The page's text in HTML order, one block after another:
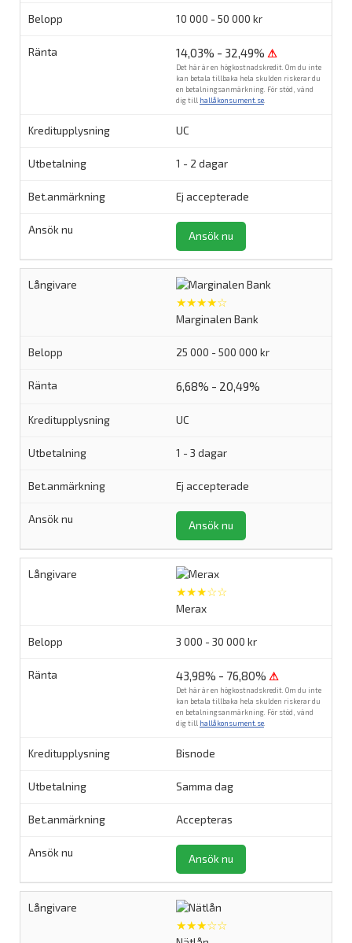
10 000 - 50 000 kr
14,03% - 32,49% ⚠
Det här är en högkostnadskredit. Om du inte
kan betala tillbaka hela skulden riskerar du
en betalningsanmärkning. För stöd, vänd
dig till hallåkonsument.se
UC
1 - 2 dagar
Ej accepterade
Ansök nu
★★★★☆
Marginalen Bank
25 000 - 500 000 kr
6,68% - 20,49%
UC
1 - 3 dagar
Ej accepterade
Ansök nu
★★★☆☆
Merax
3 000 - 30 000 kr
43,98% - 76,80% ⚠
Det här är en högkostnadskredit. Om du inte
kan betala tillbaka hela skulden riskerar du
en betalningsanmärkning. För stöd, vänd
dig till hallåkonsument.se
Bisnode
Samma dag
Accepteras
Ansök nu
★★★☆☆